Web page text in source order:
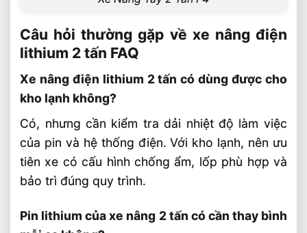
Câu hỏi thường gặp về xe nâng điện
lithium 2 tấn FAQ
Xe nâng điện lithium 2 tấn có dùng được cho
kho lạnh không?
Có, nhưng cần kiểm tra dải nhiệt độ làm việc
của pin và hệ thống điện. Với kho lạnh, nên ưu
tiên xe có cấu hình chống ẩm, lốp phù hợp và
bảo trì đúng quy trình.
Pin lithium của xe nâng 2 tấn có cần thay bình